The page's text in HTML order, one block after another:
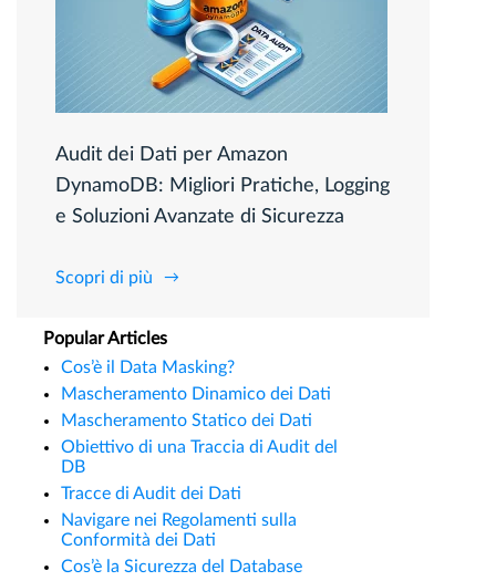
Audit dei Dati per Amazon
DynamoDB: Migliori Pratiche, Logging
e Soluzioni Avanzate di Sicurezza
Scopri di più
Popular Articles
Cos’è il Data Masking?
Mascheramento Dinamico dei Dati
Mascheramento Statico dei Dati
Obiettivo di una Traccia di Audit del
DB
Tracce di Audit dei Dati
Navigare nei Regolamenti sulla
Conformità dei Dati
Cos’è la Sicurezza del Database